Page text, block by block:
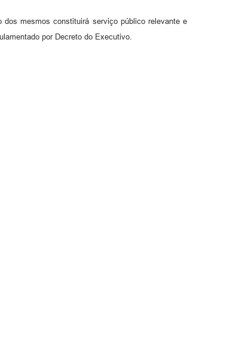
mesmos constituirá serviço público relevante e
por Decreto do Executivo.